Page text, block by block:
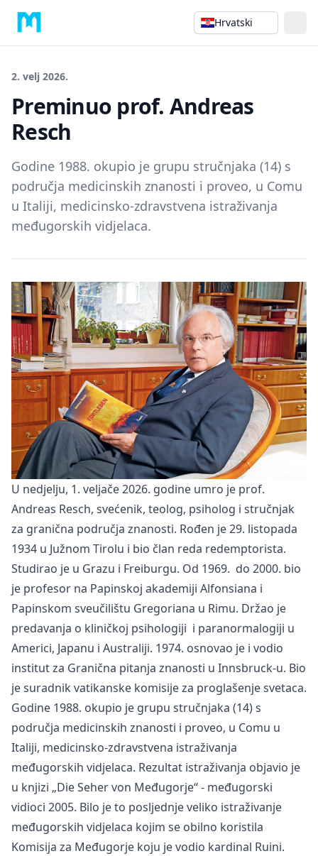
Hrvatski
2. velj 2026.
Preminuo prof. Andreas
Resch
Godine 1988. okupio je grupu stručnjaka (14) s
područja medicinskih znanosti i proveo, u Comu
u Italiji, medicinsko-zdravstvena istraživanja
međugorskih vidjelaca.
U nedjelju, 1. veljače 2026. godine umro je prof.
Andreas Resch, svećenik, teolog, psiholog i stručnjak
za granična područja znanosti. Rođen je 29. listopada
1934 u Južnom Tirolu i bio član reda redemptorista.
Studirao je u Grazu i Freiburgu. Od 1969. do 2000. bio
je profesor na Papinskoj akademiji Alfonsiana i
Papinskom sveučilištu Gregoriana u Rimu. Držao je
predavanja o kliničkoj psihologiji i paranormalogiji u
Americi, Japanu i Australiji. 1974. osnovao je i vodio
institut za Granična pitanja znanosti u Innsbruck-u. Bio
je suradnik vatikanske komisije za proglašenje svetaca.
Godine 1988. okupio je grupu stručnjaka (14) s
područja medicinskih znanosti i proveo, u Comu u
Italiji, medicinsko-zdravstvena istraživanja
međugorskih vidjelaca. Rezultat istraživanja objavio je
u knjizi „Die Seher von Međugorje“ - međugorski
vidioci 2005. Bilo je to posljednje veliko istraživanje
međugorskih vidjelaca kojim se obilno koristila
Komisija za Međugorje koju je vodio kardinal Ruini.